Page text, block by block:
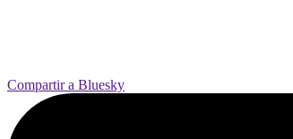
Compartir a Bluesky